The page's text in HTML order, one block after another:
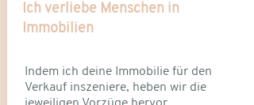
Ich verliebe Menschen in
Immobilien
Indem ich deine Immobiliefür den
Verkauf inszeniere, heben wir die